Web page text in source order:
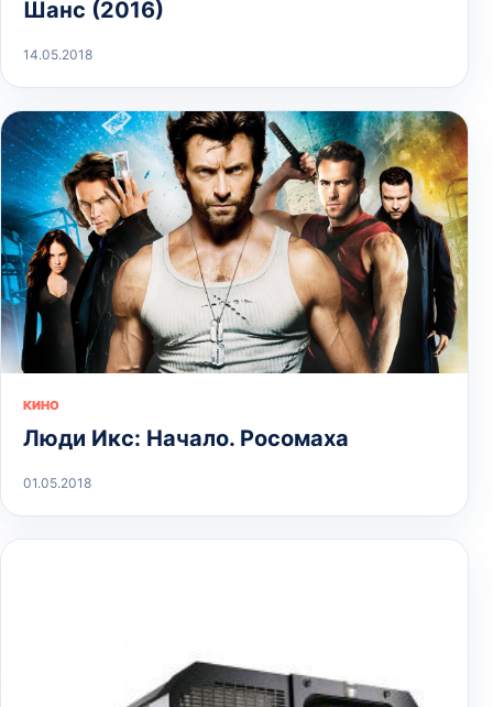
Шанс (2016)
14.05.2018
КИНО
Люди Икс: Начало. Росомаха
01.05.2018